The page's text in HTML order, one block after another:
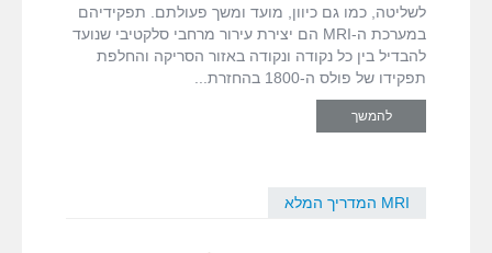
לשליטה, כמו גם כיוון, מועד ומשך פעולתם. תפקידיהם
במערכת ה-MRI הם יצירת עירור מרחבי סלקטיבי שנועד
להבדיל בין כל נקודה ונקודה באזור הסריקה והחלפת
תפקידו של פולס ה-1800 בהחזרת
להמשך
MRI המדריך המלא